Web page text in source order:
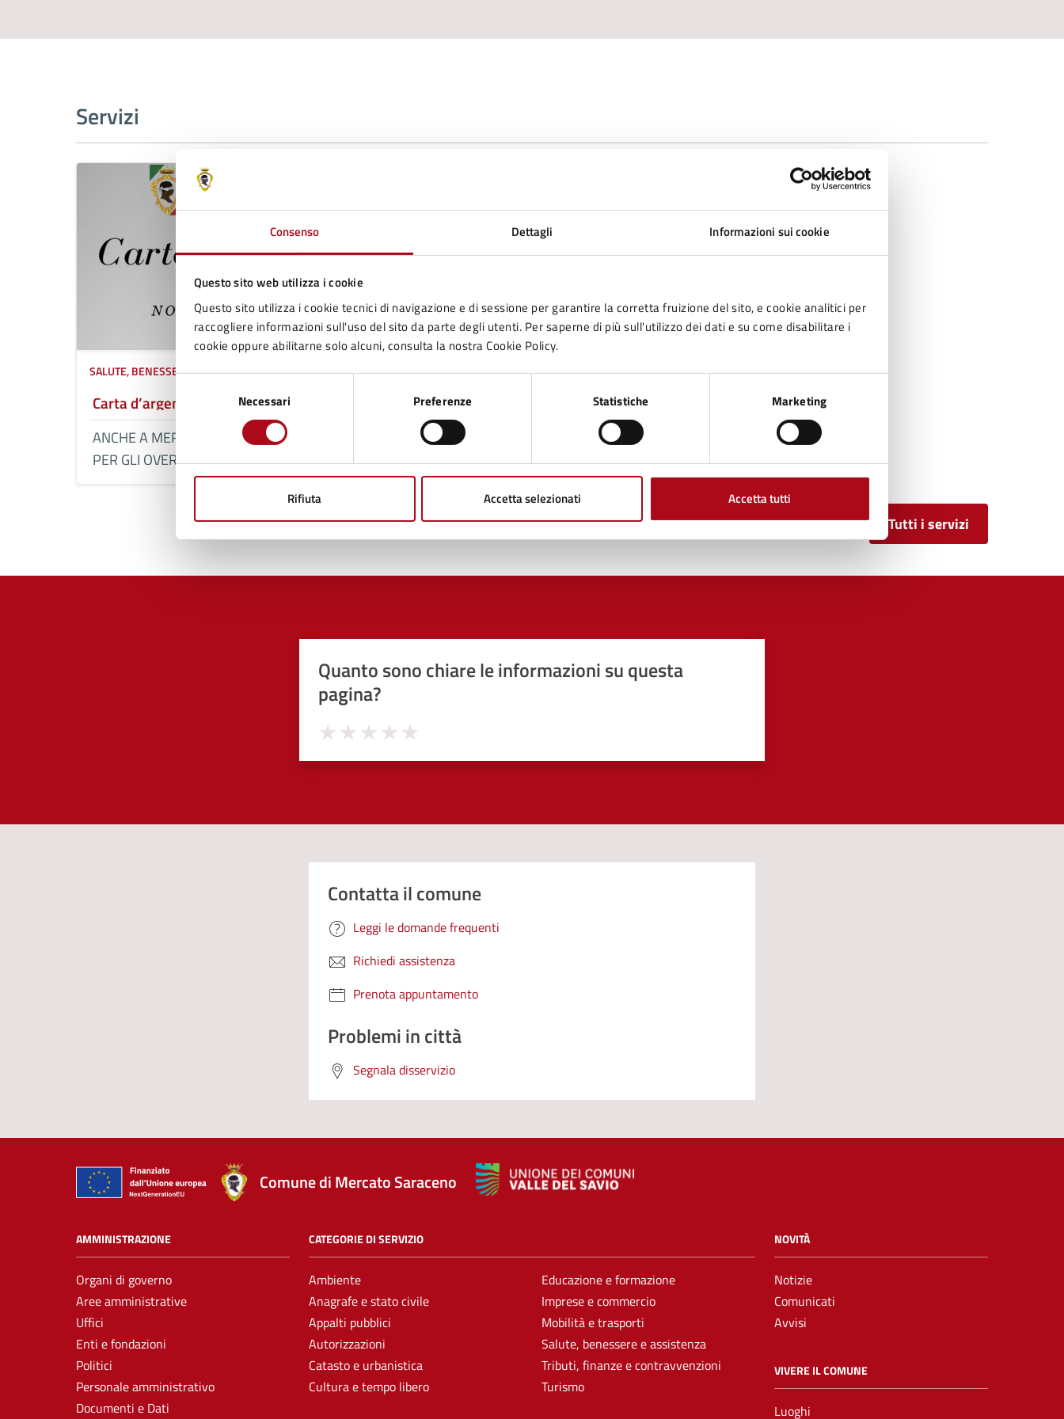
Consenso Dettagli Informazioni sui cookie
Questo sito web utilizza i cookie
Questo sito utilizza i cookie tecnici di navigazione e di sessione per garantire la corretta fruizione del sito, e cookie analitici per
raccogliere informazioni sull'uso del sito da parte degli utenti. Per saperne di più sull'utilizzo dei dati e su come disabilitare i
cookie oppure abilitarne solo alcuni, consulta la nostra Cookie Policy.
del
consenso
Necessari Preferenze Statistiche Marketing
Rifiuta Accetta selezionati Accetta tutti
Servizi
SALUTE, BENESSERE E ASSISTENZA
Carta d’argento
ANCHE A MERCATO LA CARTA D'ARGENTO
PER GLI OVER 60!
Tutti i servizi
Quanto sono chiare le informazioni su questa
pagina?
Contatta il comune
Leggi le domande frequenti
Richiedi assistenza
Prenota appuntamento
Problemi in città
Segnala disservizio
Comune di Mercato Saraceno
AMMINISTRAZIONE
Organi di governo
Aree amministrative
Uffici
Enti e fondazioni
Politici
Personale amministrativo
Documenti e Dati
CATEGORIE DI SERVIZIO
Ambiente
Anagrafe e stato civile
Appalti pubblici
Autorizzazioni
Catasto e urbanistica
Cultura e tempo libero
Educazione e formazione
Imprese e commercio
Mobilità e trasporti
Salute, benessere e assistenza
Tributi, finanze e contravvenzioni
Turismo
NOVITÀ
Notizie
Comunicati
Avvisi
VIVERE IL COMUNE
Luoghi